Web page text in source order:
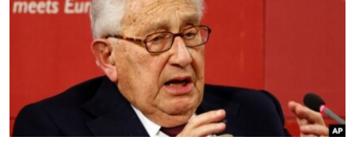
Learning English
СОЦИАЛЬНЫЕ СЕТИ